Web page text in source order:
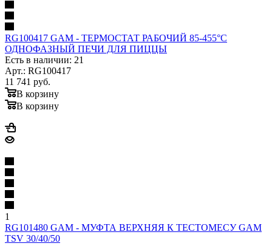
RG100417 GAM - ТЕРМОСТАТ РАБОЧИЙ 85-455°C
ОДНОФАЗНЫЙ ПЕЧИ ДЛЯ ПИЦЦЫ
Есть в наличии: 21
Арт.: RG100417
11 741 руб.
В корзину
В корзину
1
RG101480 GAM - МУФТА ВЕРХНЯЯ К ТЕСТОМЕСУ GAM
TSV 30/40/50